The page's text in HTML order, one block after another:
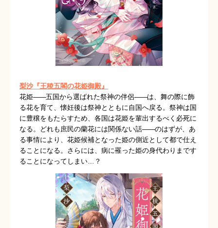
梨沙『王稜五閣の花姫御殿』
花姫――五国から選ばれた祭神の伴侶――は、舞の際に飾
る花を育て、懐妊後は祭神とともに自国へ戻る。祭神は国
に豊穣をもたらすため、各国は花姫を輩出するべく必死に
なる。どれも庶民の蘭花には関係ない話――のはずが、あ
る事情により、花姫候補となった姫の側近として都で仕え
ることになる。さらには、病に罹った姫の身代わりまです
ることになってしまい…？